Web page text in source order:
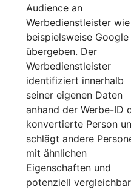
Audience an
Werbedienstleister wie
beispielsweise Google
übergeben. Der
Werbedienstleister
identifiziert innerhalb
seiner eigenen Daten
anhand der Werbe-ID
konvertierte Person
schlägt andere
mit ähnlichen
Eigenschaften und
potenziell